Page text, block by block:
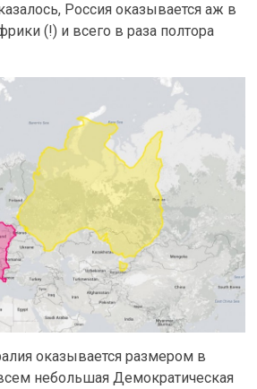
Россия оказывается аж в
(!) и всего в раза полтора
оказывается размером в
небольшая Демократическая